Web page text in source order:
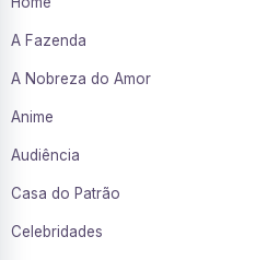
A Fazenda
A Nobreza do Amor
Anime
Audiência
Casa do Patrão
Celebridades